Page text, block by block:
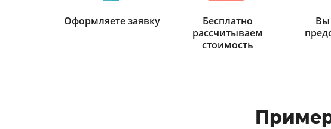
Оформляете заявку
Бесплатно
рассчитываем
стоимость
Вы